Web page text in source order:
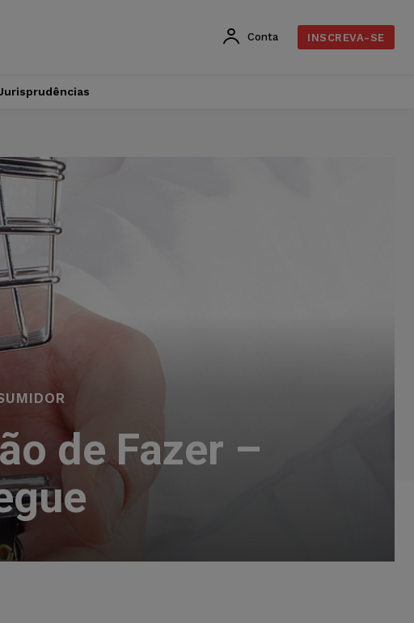
Conta INSCREVA-SE
de Fazer –